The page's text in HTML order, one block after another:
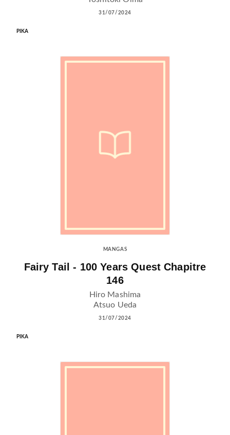
31/07/2024
PIKA
MANGAS
Fairy Tail - 100 Years Quest Chapitre
146
Hiro Mashima
Atsuo Ueda
31/07/2024
PIKA